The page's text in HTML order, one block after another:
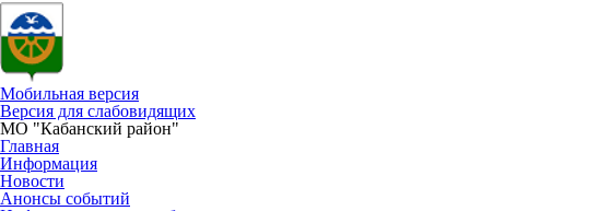
Мобильная версия
Версия для слабовидящих
МО "Кабанский район"
Главная
Информация
Новости
Анонсы событий